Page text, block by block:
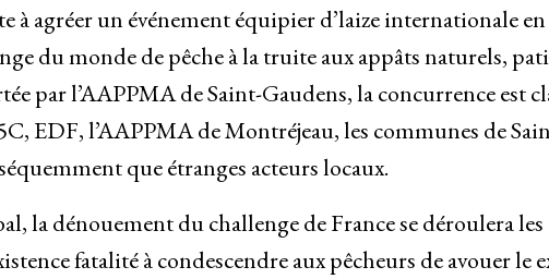
à agréer un événement équipier d’laize internationale
du monde de pêche à la truite aux appâts naturels,
par l’AAPPMA de Saint-Gaudens, la concurrence est
EDF, l’AAPPMA de Montréjeau, les communes de
que étranges acteurs locaux.
la dénouement du challenge de France se déroulera
fatalité à condescendre aux pêcheurs de avouer le